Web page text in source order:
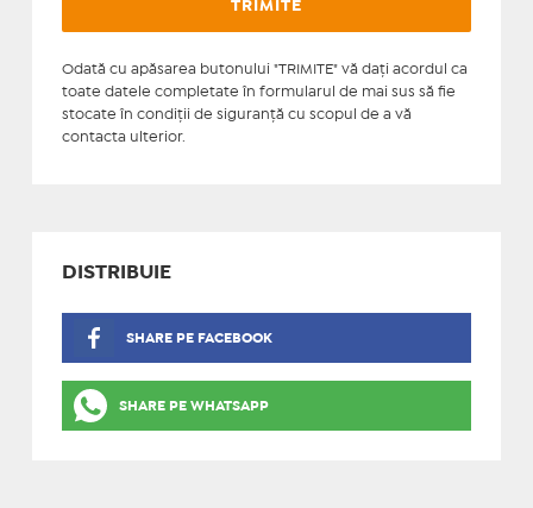
Odată cu apăsarea butonului "TRIMITE" vă daţi acordul ca
toate datele completate în formularul de mai sus să fie
stocate în condiţii de siguranţă cu scopul de a vă
contacta ulterior.
DISTRIBUIE
SHARE PE FACEBOOK
SHARE PE WHATSAPP